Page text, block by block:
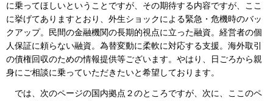
に乗ってほしいということですが、その期待する内容ですが、ここ
に挙げてありますとおり、外生ショックによる緊急・危機時のバッ
クアップ。民間の金融機関の長期的視点に立った融資。経営者の個
人保証に頼らない融資。為替変動に柔軟に対応する支援。海外取引
の債権回収のための情報提供等ございます。やはり、日ごろから親
身にご相談に乗っていただきたいと希望しております。
では、次のページの国内拠点２のところですが、次に、ここのペ